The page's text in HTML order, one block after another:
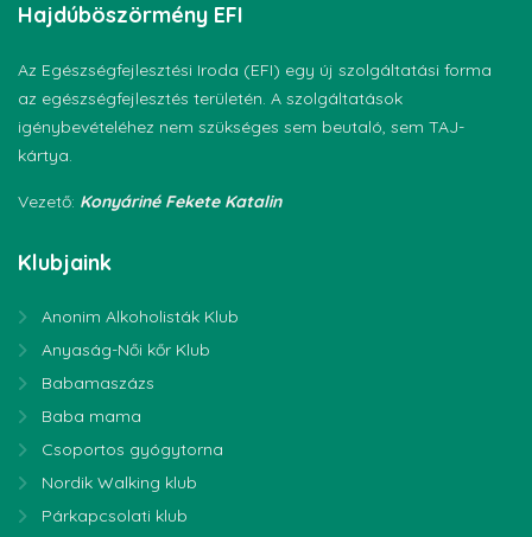
Hajdúböszörmény EFI
Az Egészségfejlesztési Iroda (EFI) egy új szolgáltatási forma
az egészségfejlesztés területén. A szolgáltatások
igénybevételéhez nem szükséges sem beutaló, sem TAJ-
kártya.
Vezető: Konyáriné Fekete Katalin
Klubjaink
Anonim Alkoholisták Klub
Anyaság-Női kőr Klub
Babamaszázs
Baba mama
Csoportos gyógytorna
Nordik Walking klub
Párkapcsolati klub